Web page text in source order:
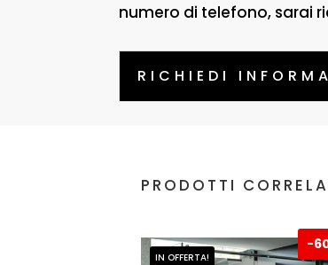
numero di telefono, sarai
RICHIEDI
PRODOTTI
IN OFFERTA!
-